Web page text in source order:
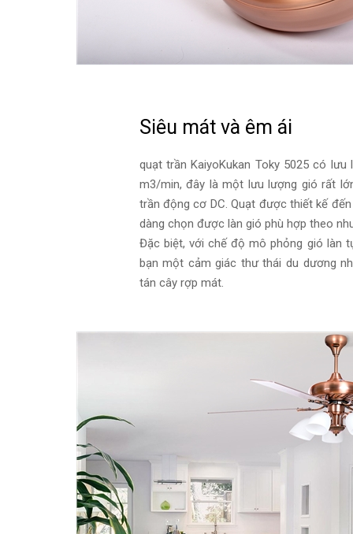
Siêu mát và êm ái
quạt trần KaiyoKukan Toky 5025 có
m3/min, đây là một lưu lượng gió rất
trần động cơ DC. Quạt được thiết kế
dàng chọn được làn gió phù hợp theo
Đặc biệt, với chế độ mô phỏng gió làn
bạn một cảm giác thư thái du dương
tán cây rợp mát.